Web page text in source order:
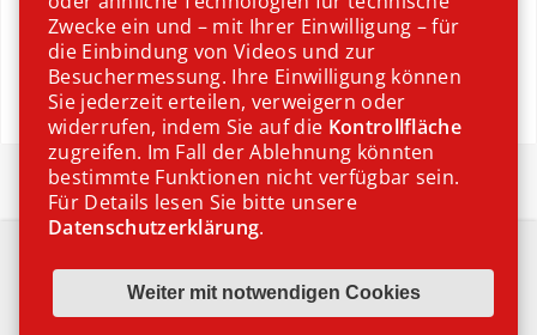
Erdbeeren
IMPRESSUM
DATENSCHUTZ
Zwecke ein und – mit Ihrer Einwilligung – für
die Einbindung von Videos und zur
Besuchermessung. Ihre Einwilligung können
Sie jederzeit erteilen, verweigern oder
widerrufen, indem Sie auf die Kontrollfläche
zugreifen. Im Fall der Ablehnung könnten
bestimmte Funktionen nicht verfügbar sein.
Für Details lesen Sie bitte unsere
Datenschutzerklärung.